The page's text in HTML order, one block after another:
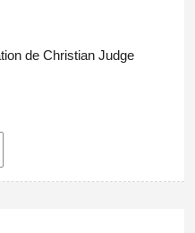
de Christian Judge